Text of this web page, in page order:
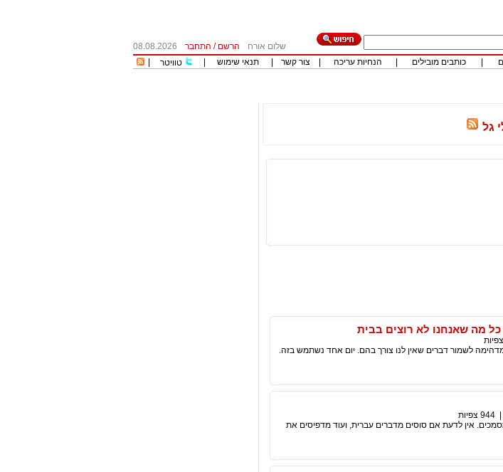
שלום אורח הרשם / התחבר
08.08.2026
כותבים מובילים הנחיות עריכה צור קשר תנאי שימוש טוויטר
גל
מה שאנחנו לא רוצים בבית
צפיות
לשמור דברים שאין לנו צורך בהם. יום אחד נשתמש בזה.
944 צפיות
אין לדעת אם סוסים מדברים עברית, ועוד מדפיסים את